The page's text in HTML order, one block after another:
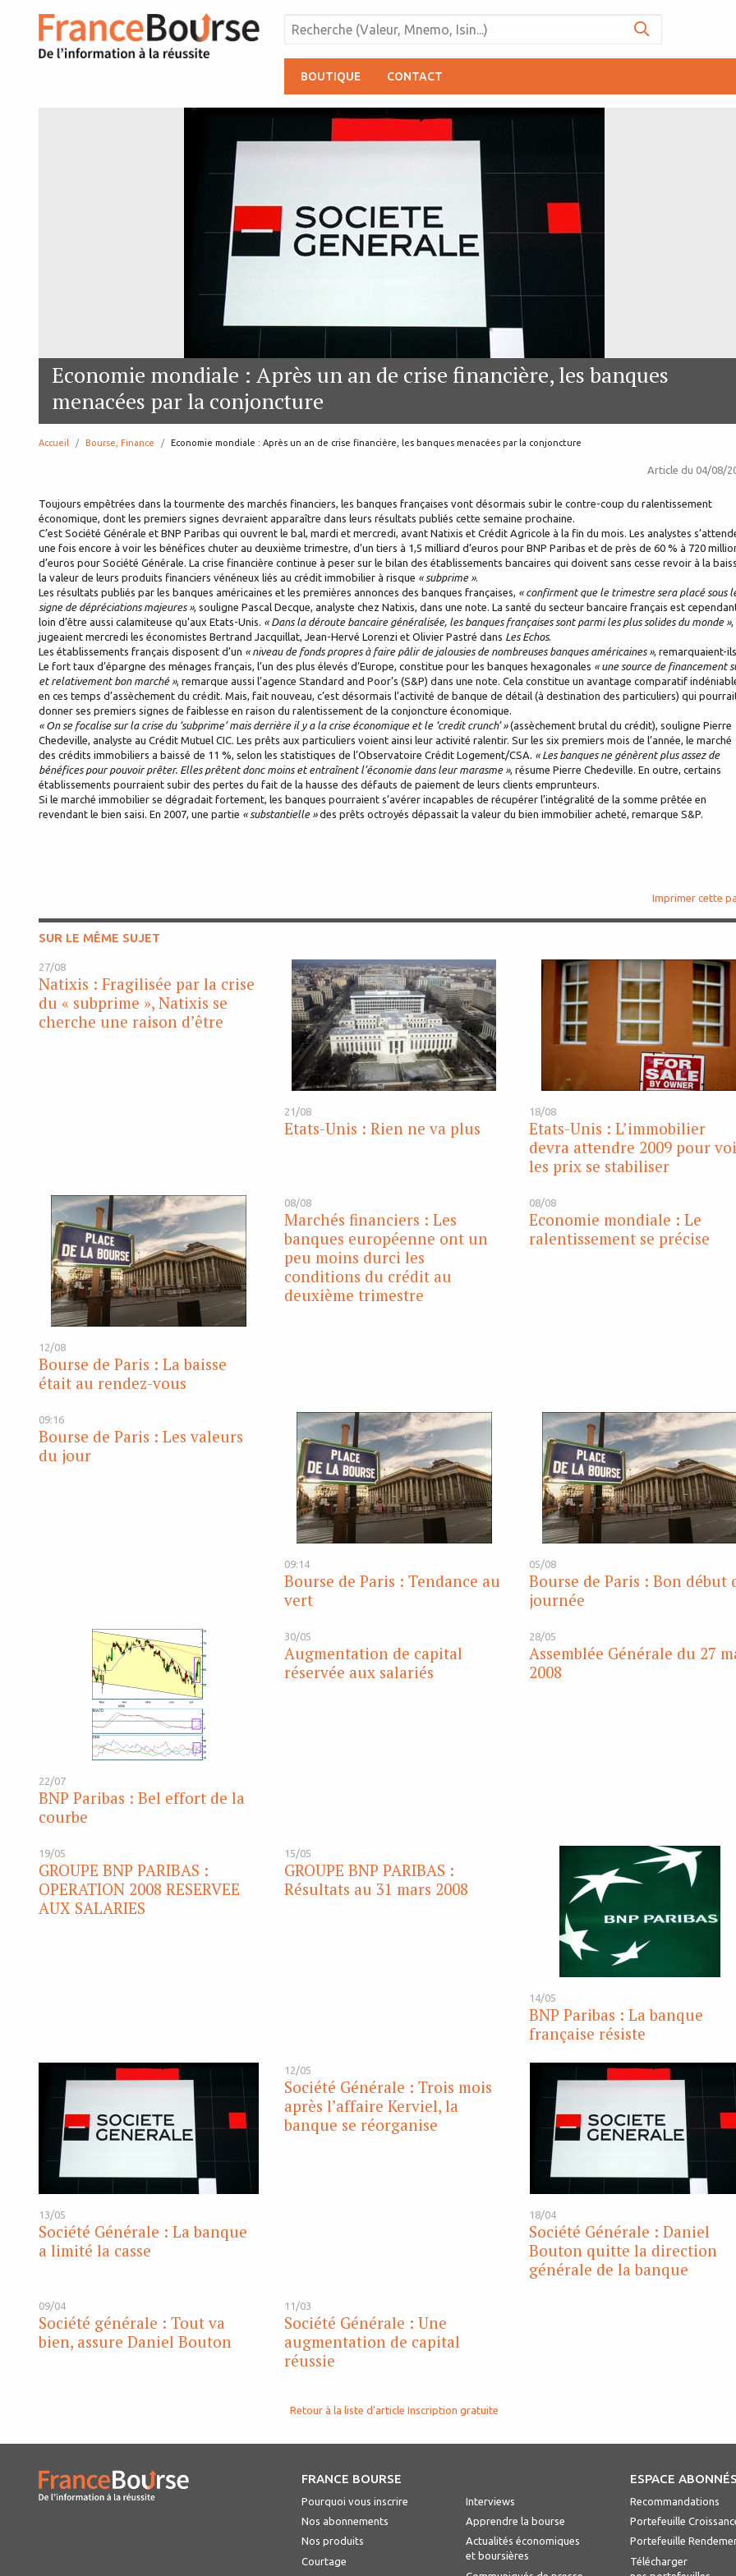
BOUTIQUE CONTACT
Economie mondiale : Après un an de crise financière, les banques
menacées par la conjoncture
Accueil Bourse, Finance page:
Economie mondiale : Après un an de crise financière, les banques menacées par la conjoncture
Article du 04/08/
Toujours empêtrées dans la tourmente des marchés financiers, les banques françaises vont désormais subir le contre-coup du ralentissement
économique, dont les premiers signes devraient apparaître dans leurs résultats publiés cette semaine prochaine.
C’est Société Générale et BNP Paribas qui ouvrent le bal, mardi et mercredi, avant Natixis et Crédit Agricole à la fin du mois. Les analystes
une fois encore à voir les bénéfices chuter au deuxième trimestre, d’un tiers à 1,5 milliard d’euros pour BNP Paribas et de près de 60 % à 720
d’euros pour Société Générale. La crise financière continue à peser sur le bilan des établissements bancaires qui doivent sans cesse revoir à la
la valeur de leurs produits financiers vénéneux liés au crédit immobilier à risque « subprime ».
Les résultats publiés par les banques américaines et les premières annonces des banques françaises, « confirment que le trimestre sera placé sous
signe de dépréciations majeures », souligne Pascal Decque, analyste chez Natixis, dans une note. La santé du secteur bancaire français est
loin d’être aussi calamiteuse qu’aux Etats-Unis. « Dans la déroute bancaire généralisée, les banques françaises sont parmi les plus solides du monde »,
jugeaient mercredi les économistes Bertrand Jacquillat, Jean-Hervé Lorenzi et Olivier Pastré dans Les Echos.
Les établissements français disposent d’un « niveau de fonds propres à faire pâlir de jalousies de nombreuses banques américaines », remarquaient-
Le fort taux d’épargne des ménages français, l’un des plus élevés d’Europe, constitue pour les banques hexagonales « une source de financement
et relativement bon marché », remarque aussi l’agence Standard and Poor’s (S&P) dans une note. Cela constitue un avantage comparatif
en ces temps d’assèchement du crédit. Mais, fait nouveau, c’est désormais l’activité de banque de détail (à destination des particuliers) qui
donner ses premiers signes de faiblesse en raison du ralentissement de la conjoncture économique.
« On se focalise sur la crise du ‘subprime’ mais derrière il y a la crise économique et le ‘credit crunch’ »(assèchement brutal du crédit), souligne Pierre
Chedeville, analyste au Crédit Mutuel CIC. Les prêts aux particuliers voient ainsi leur activité ralentir. Sur les six premiers mois de l’année, le marché
des crédits immobiliers a baissé de 11 %, selon les statistiques de l’Observatoire Crédit Logement/CSA. « Les banques ne génèrent plus assez de
bénéfices pour pouvoir prêter. Elles prêtent donc moins et entraînent l’économie dans leur marasme », résume Pierre Chedeville. En outre, certains
établissements pourraient subir des pertes du fait de la hausse des défauts de paiement de leurs clients emprunteurs.
Si le marché immobilier se dégradait fortement, les banques pourraient s’avérer incapables de récupérer l’intégralité de la somme prêtée en
revendant le bien saisi. En 2007, une partie « substantielle »des prêts octroyés dépassait la valeur du bien immobilier acheté, remarque S&P.
Imprimer cette
SUR LE MÊME SUJET
27/08
Natixis : Fragilisée par la crise
du « subprime », Natixis se
cherche une raison d’être
21/08
Etats-Unis : Rien ne va plus
18/08
Etats-Unis : L’immobilier
devra attendre 2009 pour
les prix se stabiliser
12/08
Bourse de Paris : La baisse
était au rendez-vous
08/08
Marchés financiers : Les
banques européenne ont un
peu moins durci les
conditions du crédit au
deuxième trimestre
08/08
Economie mondiale : Le
ralentissement se précise
09:16
Bourse de Paris : Les valeurs
du jour
09:14
Bourse de Paris : Tendance au
vert
05/08
Bourse de Paris : Bon début
journée
22/07
BNP Paribas : Bel effort de la
courbe
30/05
Augmentation de capital
réservée aux salariés
28/05
Assemblée Générale du 27
2008
19/05
GROUPE BNP PARIBAS :
OPERATION 2008 RESERVEE
AUX SALARIES
15/05
GROUPE BNP PARIBAS :
Résultats au 31 mars 2008
14/05
BNP Paribas : La banque
française résiste
13/05
Société Générale : La banque
a limité la casse
12/05
Société Générale : Trois mois
après l’affaire Kerviel, la
banque se réorganise
18/04
Société Générale : Daniel
Bouton quitte la direction
générale de la banque
09/04
Société générale : Tout va
bien, assure Daniel Bouton
11/03
Société Générale : Une
augmentation de capital
réussie
Retour à la liste d'article Inscription gratuite
FRANCE BOURSE
Pourquoi vous inscrire
Nos abonnements
Nos produits
Courtage
Interviews
Apprendre la bourse
Actualités économiques
et boursières
ESPACE ABONNÉS
Recommandations
Portefeuille
Portefeuille
Télécharger